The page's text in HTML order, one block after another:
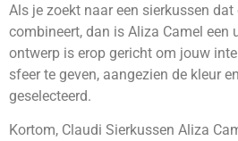
Als je zoekt naar een sierkussen
combineert, dan is Aliza Camel een
ontwerp is erop gericht om jouw
sfeer te geven, aangezien de kleur
geselecteerd.
Kortom, Claudi Sierkussen Aliza